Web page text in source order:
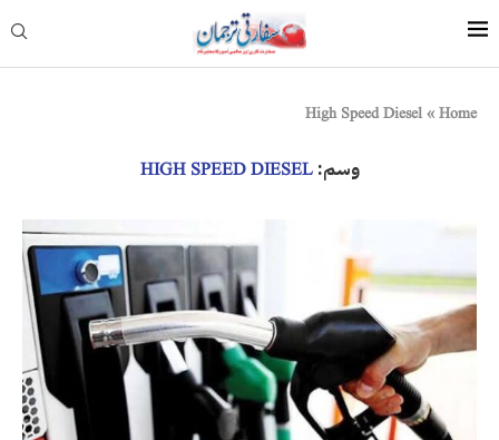
Home
»
High Speed Diesel
وسم:HIGH SPEED DIESEL